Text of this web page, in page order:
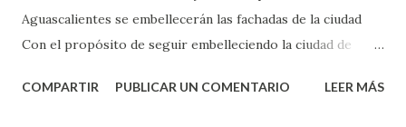
Aguascalientes se embellecerán las fachadas de la ciudad
Con el propósito de seguir embelleciendo la ciudad de
municipal, Leo Montañez dio inicio al programa
COMPARTIR PUBLICAR UN COMENTARIO LEER MÁS